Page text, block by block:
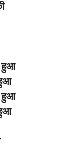
हुआ
हुआ